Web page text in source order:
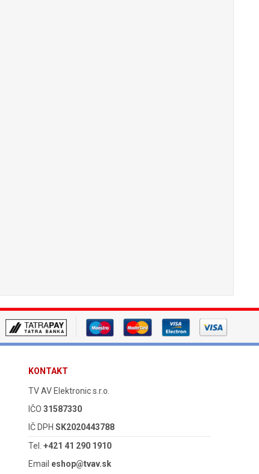
KONTAKT
TV AV Elektronic s.r.o.
IČO 31587330
IČ DPH SK2020443788
Tel. +421 41 290 1910
Email eshop@tvav.sk